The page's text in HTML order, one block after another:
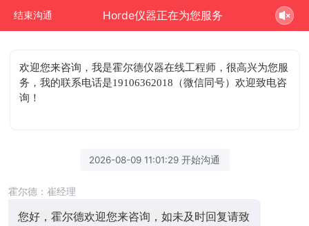
结束沟通 Horde仪器正在为您服务
欢迎您来咨询 ，我是霍尔德仪器在线工程师，很高兴为您服
务，我的联系电话是19106362018（微信同号）欢迎致电咨
询！
2026-08-09 11:01:29 开始沟通
霍尔德：崔经理
您好，霍尔德欢迎您来咨询，如未及时回复请致